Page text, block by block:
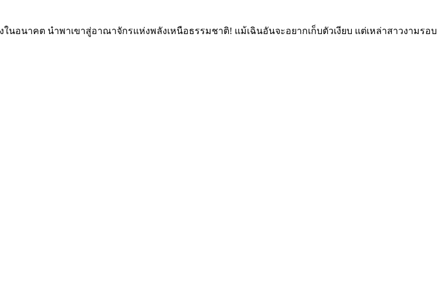
นาคต นำพาเขาสู่อาณาจักรแห่งพลังเหนือธรรมชาติ! แม้เฉินอันจะอยากเก็บตัวเงียบ แต่เหล่าสาวงามรอบ